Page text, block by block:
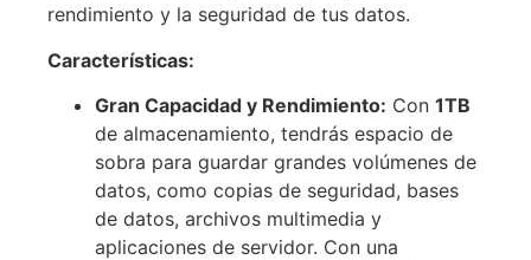
rendimiento y la seguridad de tus datos.
Características:
Gran Capacidad y Rendimiento: Con 1TB
de almacenamiento, tendrás espacio de
sobra para guardar grandes volúmenes de
datos, como copias de seguridad, bases
de datos, archivos multimedia y
aplicaciones de servidor. Con una